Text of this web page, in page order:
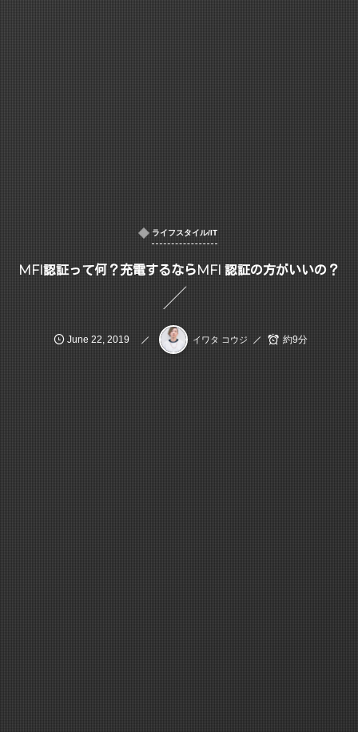
ライフスタイル/IT
MFI認証って何？充電するならMFI 認証の方がいいの？
June 22 2019 イワタ コウジ 約9分